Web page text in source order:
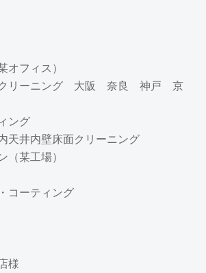
オフィス）
クリーニング 大阪 奈良 神戸 京
ング
井内壁床面クリーニング
（某工場）
コーティング
様